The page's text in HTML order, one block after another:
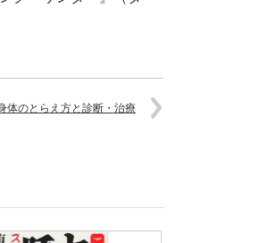
のとらえ方と診断・治療